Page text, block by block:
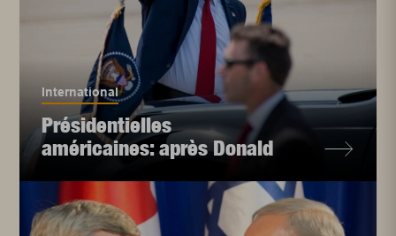
International
Présidentielles
américaines: après Donald